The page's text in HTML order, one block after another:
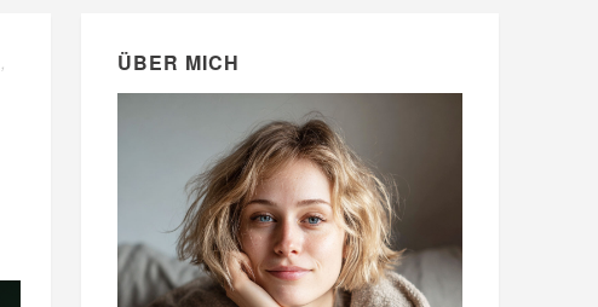
, ÜBER MICH